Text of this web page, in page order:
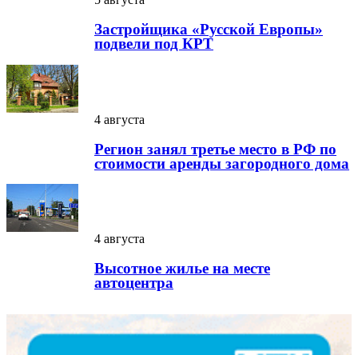
Застройщика «Русской Европы»
подвели под КРТ
4 августа
Регион занял третье место в РФ по
стоимости аренды загородного дома
4 августа
Высотное жилье на месте
автоцентра